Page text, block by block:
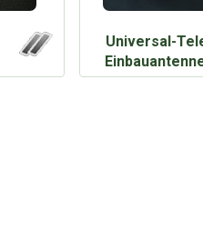
Universal-